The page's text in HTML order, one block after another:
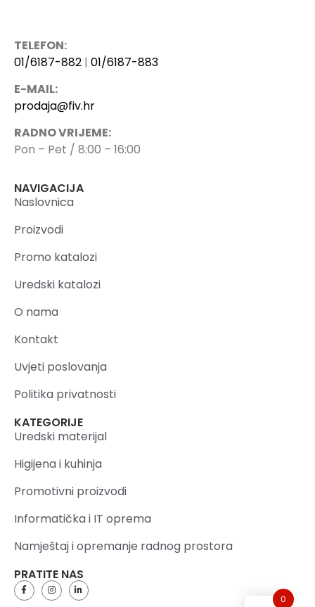
TELEFON:
01/6187-882 | 01/6187-883
E-MAIL:
prodaja@fiv.hr
RADNO VRIJEME:
Pon – Pet / 8:00 – 16:00
NAVIGACIJA
Naslovnica
Proizvodi
Promo katalozi
Uredski katalozi
O nama
Kontakt
Uvjeti poslovanja
Politika privatnosti
KATEGORIJE
Uredski materijal
Higijena i kuhinja
Promotivni proizvodi
Informatička i IT oprema
Namještaj i opremanje radnog prostora
PRATITE NAS
0